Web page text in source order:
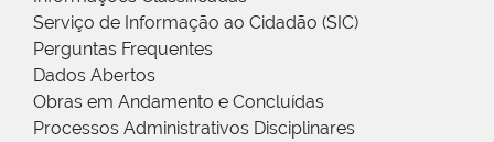
Serviço de Informação ao Cidadão (SIC)
Perguntas Frequentes
Dados Abertos
Obras em Andamento e Concluídas
Processos Administrativos Disciplinares